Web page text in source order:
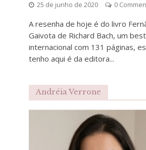
25 de junho de 2020 0
A resenha de hoje é do livro
Gaivota de Richard Bach, um
internacional com 131 páginas,
tenho aqui é da editora...
Andréia Verrone